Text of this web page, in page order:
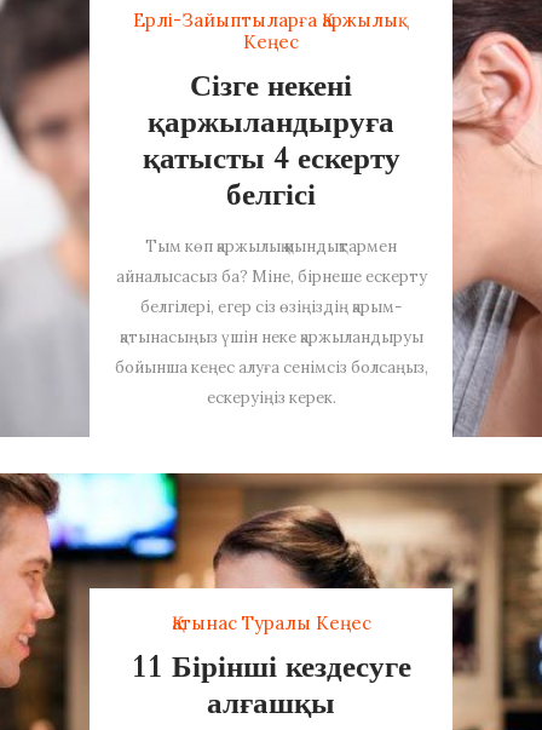
Ерлі-Зайыптыларға Қаржылық
Кеңес
Сізге некені
қаржыландыруға
қатысты 4 ескерту
белгісі
Тым көп қаржылық қиындықтармен
айналысасыз ба? Міне, бірнеше ескерту
белгілері, егер сіз өзіңіздің қарым-
қатынасыңыз үшін неке қаржыландыруы
бойынша кеңес алуға сенімсіз болсаңыз,
ескеруіңіз керек.
Қатынас Туралы Кеңес
11 Бірінші кездесуге
алғашқы